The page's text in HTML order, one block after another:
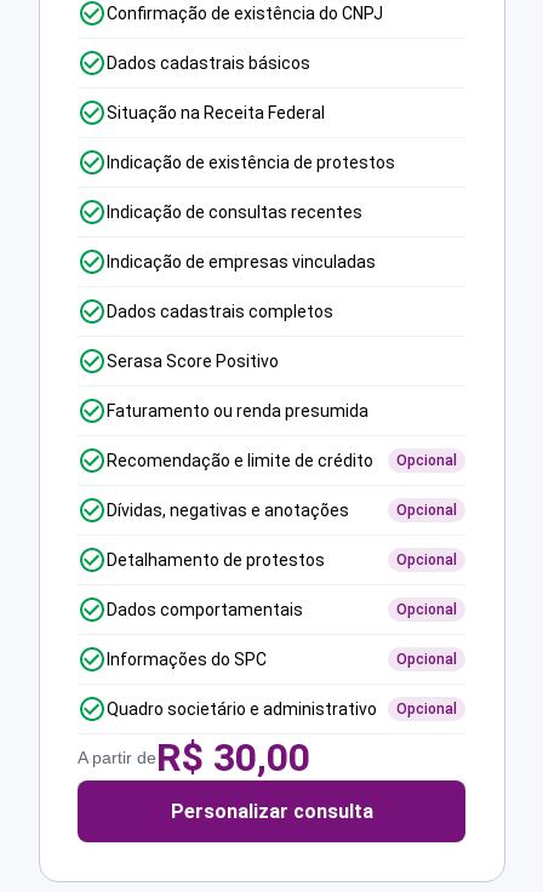
Confirmação de existência do CNPJ
Dados cadastrais básicos
Situação na Receita Federal
Indicação de existência de protestos
Indicação de consultas recentes
Indicação de empresas vinculadas
Dados cadastrais completos
Serasa Score Positivo
Faturamento ou renda presumida
Recomendação e limite de crédito Opcional
Dívidas, negativas e anotações Opcional
Detalhamento de protestos Opcional
Dados comportamentais Opcional
Informações do SPC Opcional
Quadro societário e administrativo Opcional
A partir deR$ 30,00
Personalizar consulta